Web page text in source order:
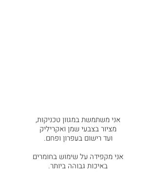
אני משתמשת במגוון טכניקות,
מציור בצבעי שמן ואקריליק
ועד רישום בעפרון ופחם.
אני מקפידה על שימוש בחומרים
באיכות גבוהה ביותר.